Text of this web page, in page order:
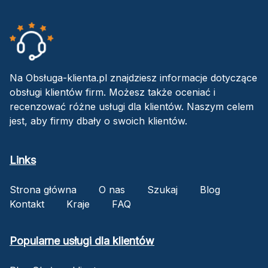
Na Obsługa-klienta.pl znajdziesz informacje dotyczące
obsługi klientów firm. Możesz także oceniać i
recenzować różne usługi dla klientów. Naszym celem
jest, aby firmy dbały o swoich klientów.
Links
Strona główna O nas Szukaj
Blog
Kontakt
Kraje FAQ
Popularne usługi dla klientów